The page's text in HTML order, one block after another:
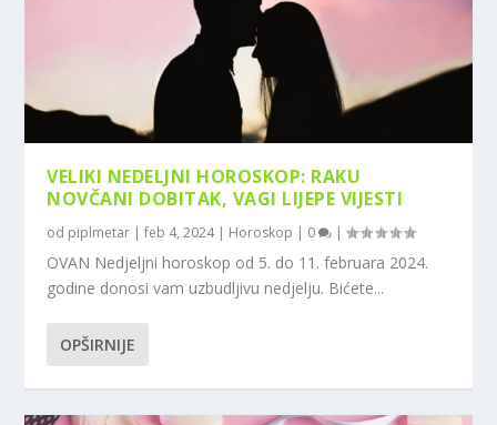
VELIKI NEDELJNI HOROSKOP: RAKU
NOVČANI DOBITAK, VAGI LIJEPE VIJESTI
od piplmetar |feb 4, 2024| Horoskop | 0 |
OVAN Nedjeljni horoskop od 5. do 11. februara 2024.
godine donosi vam uzbudljivu nedjelju. Bićete...
OPŠIRNIJE